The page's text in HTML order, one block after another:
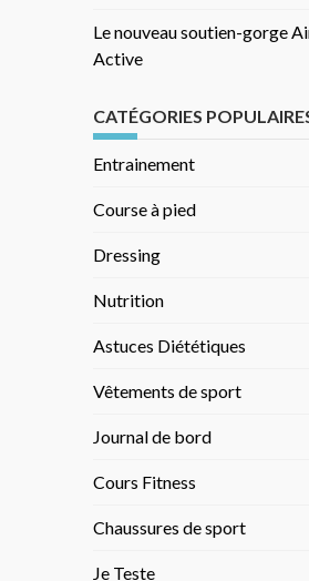
Le nouveau soutien-gorge
Active
CATÉGORIES
Entrainement
Course à pied
Dressing
Nutrition
Astuces Diététiques
Vêtements de sport
Journal de bord
Cours Fitness
Chaussures de sport
Je Teste